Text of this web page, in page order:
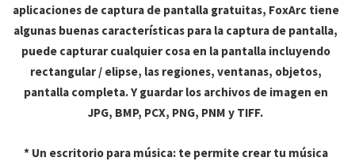
aplicaciones de captura de pantalla gratuitas, FoxArc tiene
algunas buenas características para la captura de pantalla,
puede capturar cualquier cosa en la pantalla incluyendo
rectangular / elipse, las regiones, ventanas, objetos,
pantalla completa. Y guardar los archivos de imagen en
JPG, BMP, PCX, PNG, PNM y TIFF.
* Un escritorio para música: te permite crear tu música